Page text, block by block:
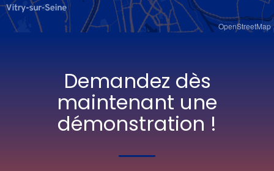
OpenStreetMap
Demandez dès
maintenant une
démonstration !